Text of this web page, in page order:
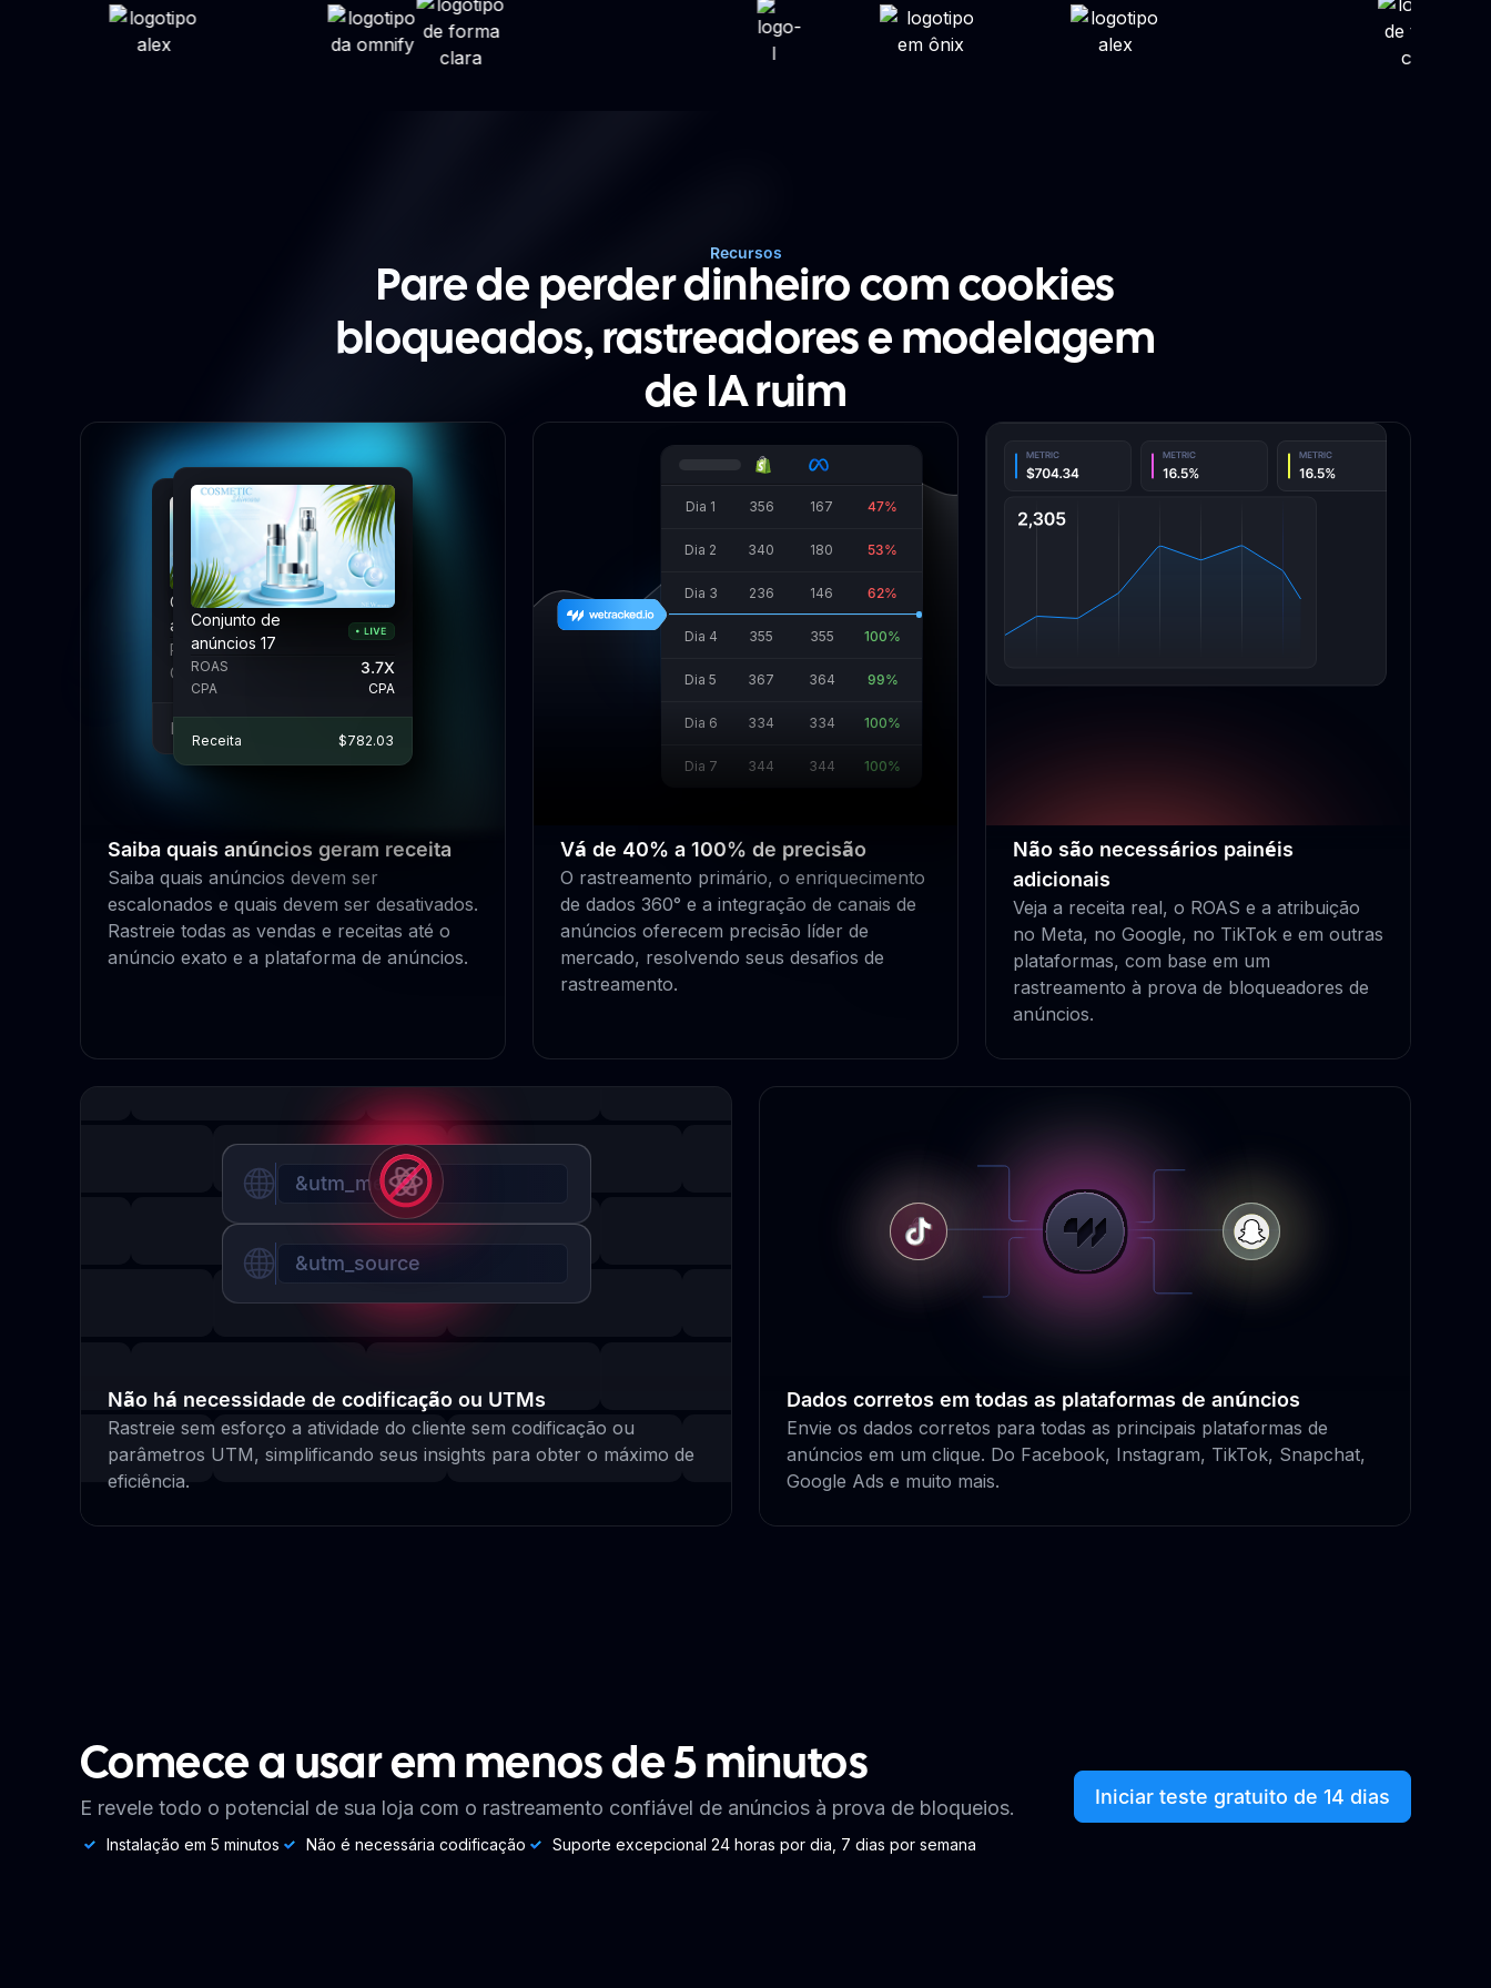
Recursos
Pare de perder dinheiro com cookies
bloqueados, rastreadores e modelagem
de IA ruim
Conjunto de
anúncios 17
ROAS
CPA
Receita
Conjunto de
anúncios 17
ROAS 3.7X
CPA CPA
Receita $782.03
Conjunto de
anúncios 17
ROAS
CPA
CPA
Saiba quais anúncios geram receita
Saiba quais anúncios devem ser
escalonados e quais devem ser desativados.
Rastreie todas as vendas e receitas até o
anúncio exato e a plataforma de anúncios.
Dia 1 356 167 47%
Dia 2 340 180 53%
Dia 3 236 146 62%
Dia 4 355 355 100%
Dia 5 367 364 99%
Dia 6 334 334 100%
Dia 7 344 344 100%
Vá de 40% a 100% de precisão
O rastreamento primário, o enriquecimento
de dados 360° e a integração de canais de
anúncios oferecem precisão líder de
mercado, resolvendo seus desafios de
rastreamento.
Não são necessários painéis
adicionais
Veja a receita real, o ROAS e a atribuição
no Meta, no Google, no TikTok e em outras
plataformas, com base em um
rastreamento à prova de bloqueadores de
anúncios.
&utm_medium
&utm_source
Não há necessidade de codificação ou UTMs
Rastreie sem esforço a atividade do cliente sem codificação ou
parâmetros UTM, simplificando seus insights para obter o máximo de
eficiência.
Dados corretos em todas as plataformas de anúncios
Envie os dados corretos para todas as principais plataformas de
anúncios em um clique. Do Facebook, Instagram, TikTok, Snapchat,
Google Ads e muito mais.
Comece a usar em menos de 5 minutos
E revele todo o potencial de sua loja com o rastreamento confiável de anúncios à prova de bloqueios.
Instalação em 5 minutos Não é necessária codificação Suporte excepcional 24 horas por dia, 7 dias por semana
Iniciar teste gratuito de 14 dias